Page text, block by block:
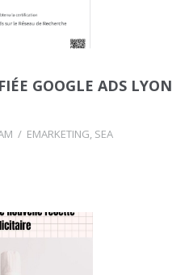
GOOGLE ADS LYON
EMARKETING, SEA